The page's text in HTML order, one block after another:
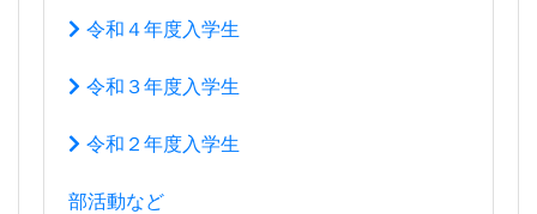
令和４年度入学生
令和３年度入学生
令和２年度入学生
部活動など